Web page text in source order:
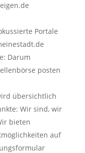
Portale
Darum
posten
übersichtlich
Wir sind, wir
bieten
auf